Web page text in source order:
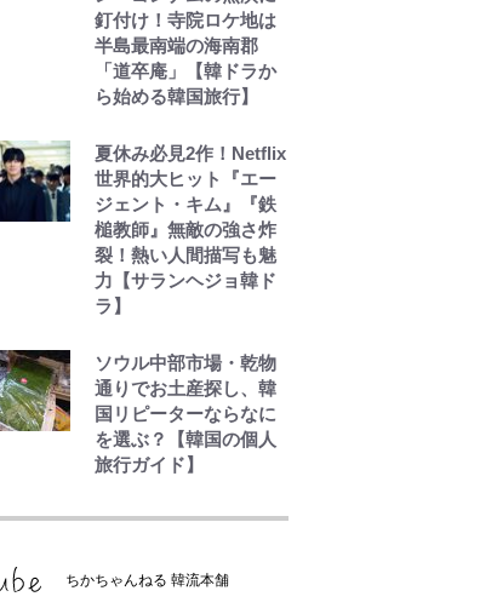
釘付け！寺院ロケ地は
半島最南端の海南郡
「道卒庵」【韓ドラか
ら始める韓国旅行】
夏休み必見2作！Netflix
世界的大ヒット『エー
ジェント・キム』『鉄
槌教師』無敵の強さ炸
裂！熱い人間描写も魅
力【サランヘジョ韓ド
ラ】
ソウル中部市場・乾物
通りでお土産探し、韓
国リピーターならなに
を選ぶ？【韓国の個人
旅行ガイド】
ちかちゃんねる 韓流本舗